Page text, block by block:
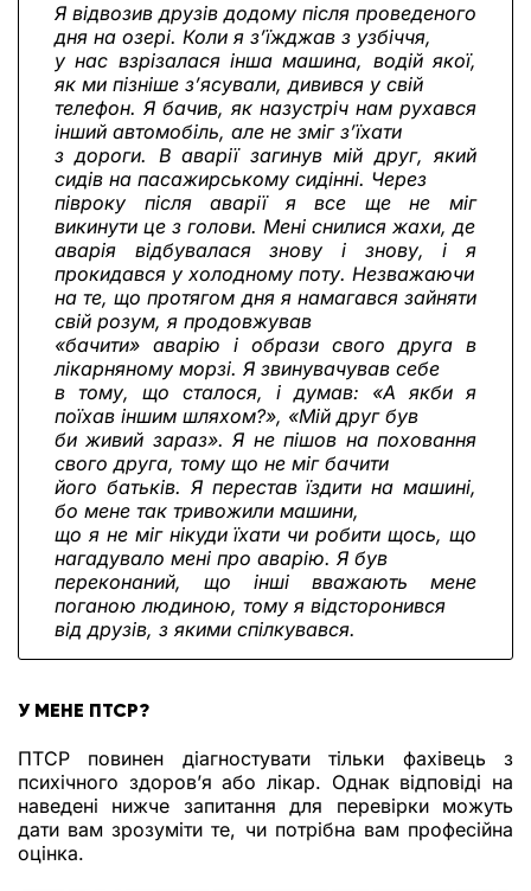
Я відвозив друзів додому після проведеного
дня на озері. Коли я з’їжджав з узбіччя,
у нас взрізалася інша машина, водій якої,
як ми пізніше з’ясували, дивився у свій
телефон. Я бачив, як назустріч нам рухався
інший автомобіль, але не зміг з’їхати
з дороги. В аварії загинув мій друг, який
сидів на пасажирському сидінні. Через
півроку після аварії я все ще не міг
викинути це з голови. Мені снилися жахи, де
аварія відбувалася знову і знову, і я
прокидався у холодному поту. Незважаючи
на те, що протягом дня я намагався зайняти
свій розум, я продовжував
«бачити» аварію і образи свого друга в
лікарняному морзі. Я звинувачував себе
в тому, що сталося, і думав: «А якби я
поїхав іншим шляхом?», «Мій друг був
би живий зараз». Я не пішов на поховання
свого друга, тому що не міг бачити
його батьків. Я перестав їздити на машині,
бо мене так тривожили машини,
що я не міг нікуди їхати чи робити щось, що
нагадувало мені про аварію. Я був
переконаний, що інші вважають мене
поганою людиною, тому я відсторонився
від друзів, з якими спілкувався.
У МЕНЕ ПТСР?
ПТСР повинен діагностувати тільки фахівець з
психічного здоров’я або лікар. Однак відповіді на
наведені нижче запитання для перевірки можуть
дати вам зрозуміти те, чи потрібна вам професійна
оцінка.